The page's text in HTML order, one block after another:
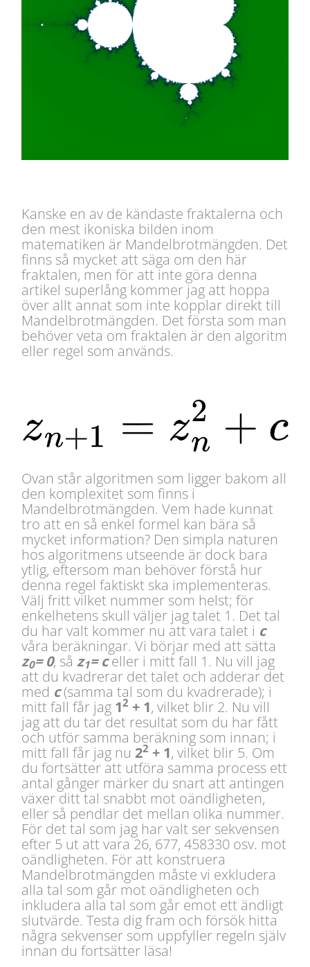
Kanske en av de kändaste fraktalerna och
den mest ikoniska bilden inom
matematiken är Mandelbrotmängden. Det
finns så mycket att säga om den här
fraktalen, men för att inte göra denna
artikel superlång kommer jag att hoppa
över allt annat som inte kopplar direkt till
Mandelbrotmängden. Det första som man
behöver veta om fraktalen är den algoritm
eller regel som används.
Ovan står algoritmen som ligger bakom all
den komplexitet som finns i
Mandelbrotmängden. Vem hade kunnat
tro att en så enkel formel kan bära så
mycket information? Den simpla naturen
hos algoritmens utseende är dock bara
ytlig, eftersom man behöver förstå hur
denna regel faktiskt ska implementeras.
Välj fritt vilket nummer som helst; för
enkelhetens skull väljer jag talet 1. Det tal
du har valt kommer nu att vara talet i c
våra beräkningar. Vi börjar med att sätta
z0= 0, såz1= celler i mitt fall 1. Nu vill jag
att du kvadrerar det talet och adderar det
med c(samma tal som du kvadrerade); i
mitt fall får jag 12 + 1, vilket blir 2. Nu vill
jag att du tar det resultat som du har fått
och utför samma beräkning som innan; i
mitt fall får jag nu22 + 1, vilket blir 5. Om
du fortsätter att utföra samma process ett
antal gånger märker du snart att antingen
växer ditt tal snabbt mot oändligheten,
eller så pendlar det mellan olika nummer.
För det tal som jag har valt ser sekvensen
efter 5 ut att vara 26, 677, 458330 osv. mot
oändligheten. För att konstruera
Mandelbrotmängden måste vi exkludera
alla tal som går mot oändligheten och
inkludera alla tal som går emot ett ändligt
slutvärde. Testa dig fram och försök hitta
några sekvenser som uppfyller regeln själv
innan du fortsätter läsa!